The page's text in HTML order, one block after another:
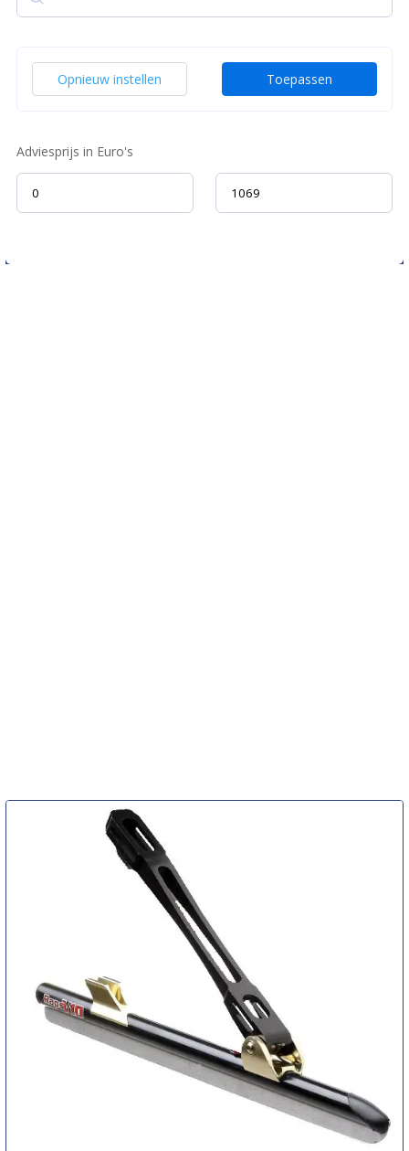
Toepassen
Opnieuw instellen
Adviesprijs in Euro's